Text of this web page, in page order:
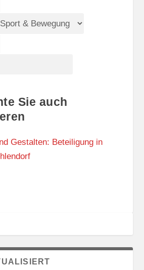
Sie auch
Gestalten: Beteiligung in